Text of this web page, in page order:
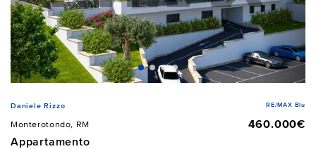
Daniele Rizzo RE/MAX Blu
Monterotondo, RM
460.000€
Appartamento